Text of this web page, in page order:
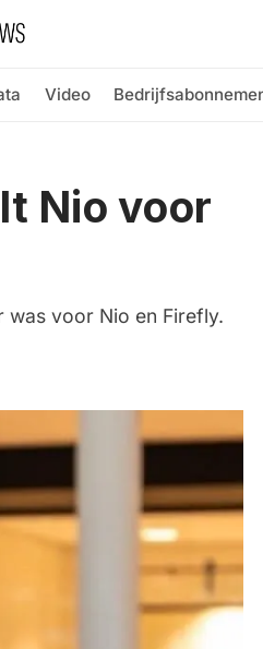
Video
Nio voor
voor Nio en Firefly.